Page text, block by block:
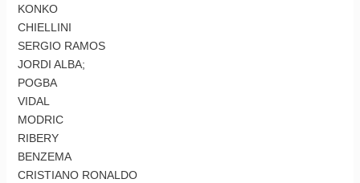
KONKO
CHIELLINI
SERGIO RAMOS
JORDI ALBA;
POGBA
VIDAL
MODRIC
RIBERY
BENZEMA
CRISTIANO RONALDO